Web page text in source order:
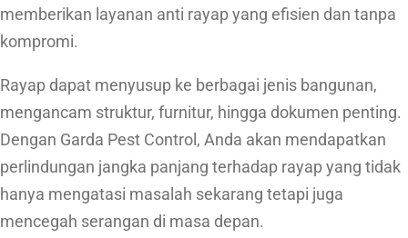
memberikan layanan anti rayap yang efisien dan tanpa
kompromi.
Rayap dapat menyusup ke berbagai jenis bangunan,
mengancam struktur, furnitur, hingga dokumen penting.
Dengan Garda Pest Control, Anda akan mendapatkan
perlindungan jangka panjang terhadap rayap yang tidak
hanya mengatasi masalah sekarang tetapi juga
mencegah serangan di masa depan.